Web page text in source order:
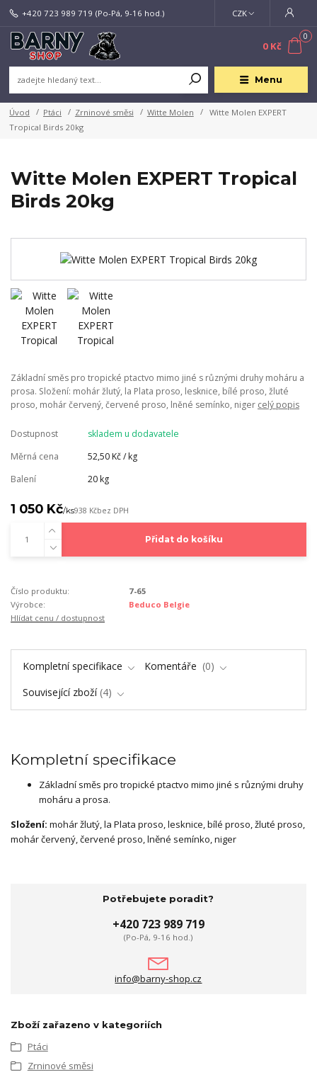
Menu
CZK
+420 723 989 719 (Po-Pá, 9-16 hod.)
0
0 Kč
Úvod Ptáci Zrninové směsi Witte Molen
Witte Molen EXPERT
Tropical Birds 20kg
Witte Molen EXPERT Tropical
Birds 20kg
Základní směs pro tropické ptactvo mimo jiné s různými druhy moháru a
prosa. Složení: mohár žlutý, la Plata proso, lesknice, bílé proso, žluté
proso, mohár červený, červené proso, lněné semínko, niger celý popis
Dostupnost
skladem u dodavatele
Měrná cena
52,50 Kč / kg
Balení
20 kg
1 050 Kč/ks938 Kčbez DPH
Přidat do košíku
Číslo produktu:
7-65
Výrobce:
Beduco Belgie
Hlídat cenu / dostupnost
Kompletní specifikace Komentáře
0
Související zboží 4
Kompletní specifikace
Základní směs pro tropické ptactvo mimo jiné s různými druhy
moháru a prosa.
Složení: mohár žlutý, la Plata proso, lesknice, bílé proso, žluté proso,
mohár červený, červené proso, lněné semínko, niger
Potřebujete poradit?
+420 723 989 719
(Po-Pá, 9-16 hod.)
info@barny-shop.cz
Zboží zařazeno v kategoriích
Ptáci
Zrninové směsi